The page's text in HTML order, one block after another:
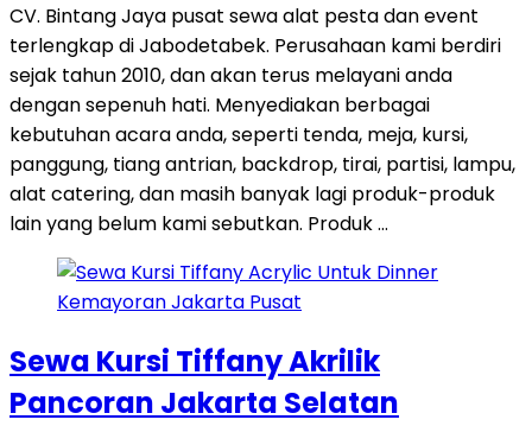
CV. Bintang Jaya pusat sewa alat pesta dan event
terlengkap di Jabodetabek. Perusahaan kami berdiri
sejak tahun 2010, dan akan terus melayani anda
dengan sepenuh hati. Menyediakan berbagai
kebutuhan acara anda, seperti tenda, meja, kursi,
panggung, tiang antrian, backdrop, tirai, partisi, lampu,
alat catering, dan masih banyak lagi produk-produk
lain yang belum kami sebutkan. Produk …
Sewa Kursi Tiffany Akrilik
Pancoran Jakarta Selatan